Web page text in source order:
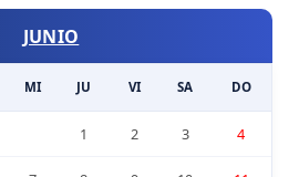
JUNIO
MI JU VI SA DO
1 2 3 4